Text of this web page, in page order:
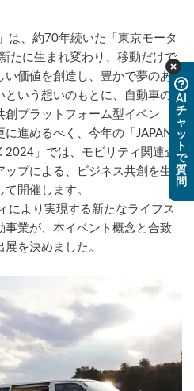
は、約70年続いた「東京モータ
たに生まれ変わり、移動だけで
い価値を創造し、豊かで夢のあ
いう想いのもとに、自動車の
創プラットフォーム型イベン
に進めるべく、今年の「JAPAN
2024」では、モビリティ関連企
プによる、ビジネス共創を生
開催します。
により実現する新たなライフス
事業が、本イベント概念と合致
を決めました。
AI
チ
ャ
ッ
ト
で
質
問